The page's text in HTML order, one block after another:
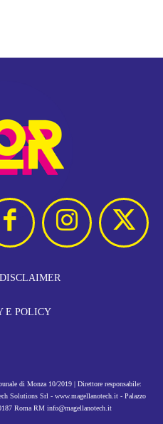
DISCLAIMER
E POLICY
di Monza 10/2019 | Direttore responsabile:
Solutions Srl - www.magellanotech.it - Palazzo
Roma RM info@magellanotech.it